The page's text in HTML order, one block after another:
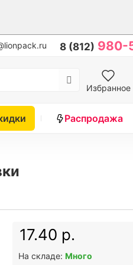
8 (812) 980-
Избранное
Распродажа
17.40 р.
На складе: Много